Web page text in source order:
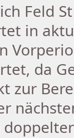
Feld
in
da
zur